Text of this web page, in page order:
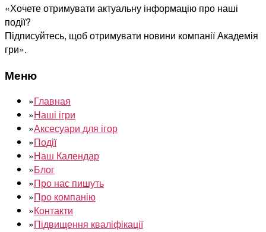
пустым.
«Хочете отримувати актуальну інформацію про наші
події?
Підписуйтесь, щоб отримувати новини компанії Академія
гри».
Меню
»Главная
»Наші ігри
»Аксесуари для ігор
»Події
»Наш Календар
»Блог
»Про нас пишуть
»Про компанію
»Контакти
»Підвищення кваліфікації